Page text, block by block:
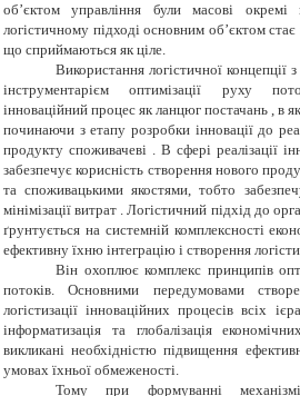
об’єктом управління були масові окремі
логістичному підході основним об’єктом
що сприймаються як ціле.
Використання логістичної концепції
інструментарієм оптимізації руху
інноваційний процес як ланцюг постачань , в
починаючи з етапу розробки інновації до
продукту споживачеві . В сфері реалізації
забезпечує корисність створення нового
та споживацькими якостями, тобто
мінімізації витрат . Логістичний підхід до
ґрунтується на системній комплексності
ефективну їхню інтеграцію і створення
Він охоплює комплекс принципів
потоків. Основними передумовами
логістизації інноваційних процесів всіх
інформатизація та глобалізація
викликані необхідністю підвищення
умовах їхньої обмеженості.
Тому при формуванні